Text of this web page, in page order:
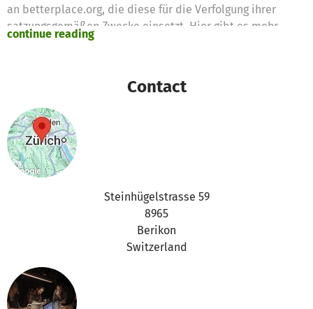
an betterplace.org, die diese für die Verfolgung ihrer
satzungsgemäßen Zwecke einsetzt. Hier gibt es mehr
Informationen dazu.
support@betterplace.org.
Beste Grüße
Euer betterplace.org-Team
continue reading
Contact
Steinhügelstrasse 59
8965
Berikon
Switzerland